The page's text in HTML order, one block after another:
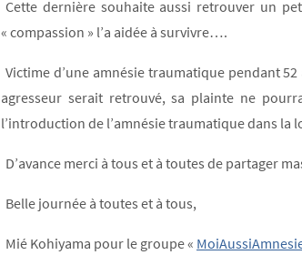
Cette dernière souhaite aussi retrouver un
« compassion » l’a aidée à survivre….
Victime d’une amnésie traumatique pendant
agresseur serait retrouvé, sa plainte ne
l’introduction de l’amnésie traumatique dans
D’avance merci à tous et à toutes de partager
Belle journée à toutes et à tous,
Mié Kohiyama pour le groupe «